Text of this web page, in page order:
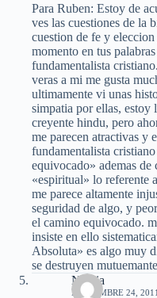
Para Ruben: Estoy de
ves las cuestiones de la
cuestion de fe y
momento en tus
fundamentalista
veras a mi me gusta
ultimamente vi unas
simpatia por ellas, estoy
creyente hindu, pero
me parecen atractivas y
fundamentalista
equivocado» ademas de
«espiritual» lo referente
me parece altamente
seguridad de algo, y
el camino equivocado.
insiste en ello
Absoluta» es algo muy
se destruyen mutuemante
Noelia
NOVIEMBRE 24,